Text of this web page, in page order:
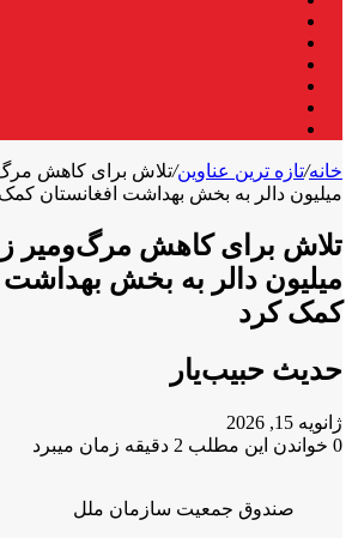
خانه/تازه ترین عناوین/تلاش برای کاهش
میلیون دالر به بخش بهداشت افغانستان
تلاش برای کاهش مرگ‌ومیر
میلیون دالر به بخش بهداشت
کمک کرد
حدیث حبیب‌یار
ژانویه 15, 2026
0 خواندن این مطلب 2 دقیقه زمان میبرد
صندوق جمعیت سازمان ملل